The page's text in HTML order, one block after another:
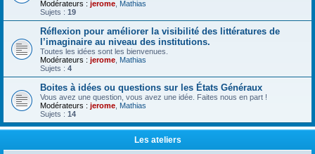
Modérateurs : jerome Mathias
Sujets : 19
Réflexion pour améliorer la visibilité des littératures de
l’imaginaire au niveau des institutions.
Toutes les idées sont les bienvenues.
Modérateurs : jerome Mathias
Sujets : 4
Boites à idées ou questions sur les États Généraux
Vous avez une question, vous avez une idée. Faites nous en part !
Modérateurs : jerome Mathias
Sujets : 14
Les ateliers